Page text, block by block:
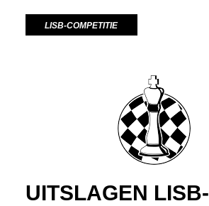
LISB-COMPETITIE
UITSLAGEN LISB-